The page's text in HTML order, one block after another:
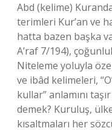
Abd (kelime)
terimleri Kur’an ve
hatta bazen başka
A’raf 7/194),
Niteleme yoluyla
ve ibâd kelimeleri,
kullar” anlamını
demek? Kuruluş,
kısaltmaları her